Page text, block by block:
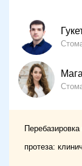
протеза: